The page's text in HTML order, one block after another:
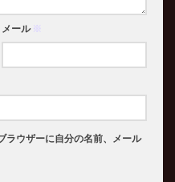
メール ※
ラウザーに自分の名前、メール